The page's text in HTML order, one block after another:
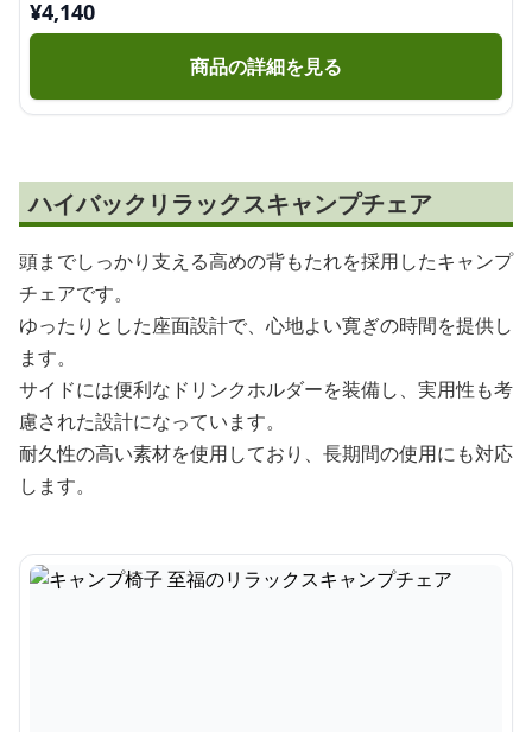
¥4,140
商品の詳細を見る
ハイバックリラックスキャンプチェア
頭までしっかり支える高めの背もたれを採用したキャンプ
チェアです。
ゆったりとした座面設計で、心地よい寛ぎの時間を提供し
ます。
サイドには便利なドリンクホルダーを装備し、実用性も考
慮された設計になっています。
耐久性の高い素材を使用しており、長期間の使用にも対応
します。